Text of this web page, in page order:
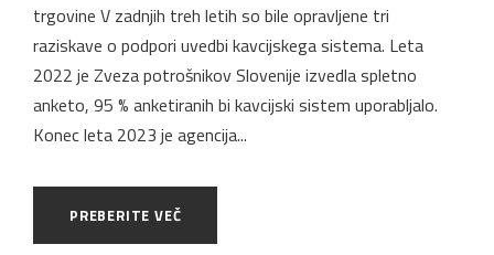
trgovine V zadnjih treh letih so bile opravljene tri
raziskave o podpori uvedbi kavcijskega sistema. Leta
2022 je Zveza potrošnikov Slovenije izvedla spletno
anketo, 95 % anketiranih bi kavcijski sistem uporabljalo.
Konec leta 2023 je agencija...
PREBERITE VEČ